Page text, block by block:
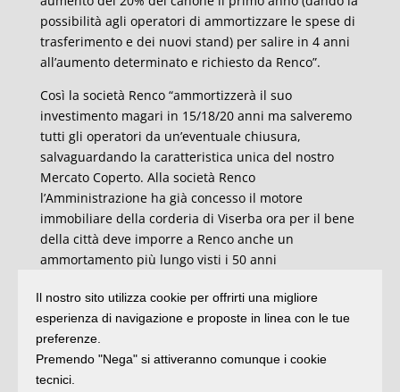
possibilità agli operatori di ammortizzare le spese di
trasferimento e dei nuovi stand) per salire in 4 anni
all’aumento determinato e richiesto da Renco”.
Così la società Renco “ammortizzerà il suo
investimento magari in 15/18/20 anni ma salveremo
tutti gli operatori da un’eventuale chiusura,
salvaguardando la caratteristica unica del nostro
Mercato Coperto. Alla società Renco
l’Amministrazione ha già concesso il motore
immobiliare della corderia di Viserba ora per il bene
della città deve imporre a Renco anche un
ammortamento più lungo visti i 50 anni
Magrini e a tutti i Consiglieri di maggioranza e di
minoranza ad apportare al piano di finanza i
necessari correttivi affinchè non si snaturi il nostro
mercato che tutti ci invidiano: Non possiamo
permettere che al fianco dei banchi di frutta e
Il nostro sito utilizza cookie per offrirti una migliore
esperienza di navigazione e proposte in linea con le tue
preferenze.
Premendo "Nega" si attiveranno comunque i cookie
tecnici.